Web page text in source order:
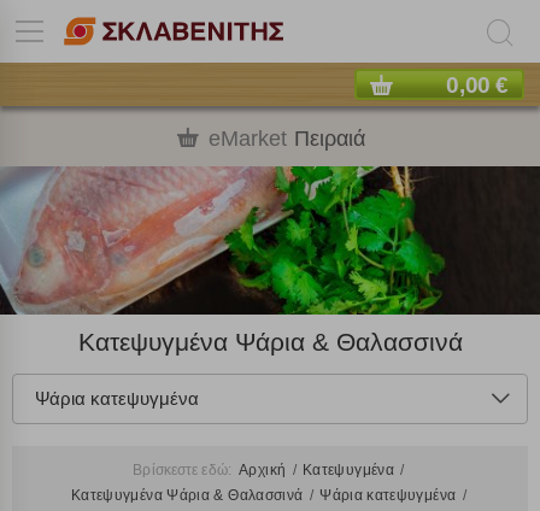
0,00 €
eMarket Πειραιά
Κατεψυγμένα Ψάρια & Θαλασσινά
Ψάρια κατεψυγμένα
Βρίσκεστε εδώ: Αρχική
Κατεψυγμένα
Κατεψυγμένα Ψάρια & Θαλασσινά
Ψάρια κατεψυγμένα